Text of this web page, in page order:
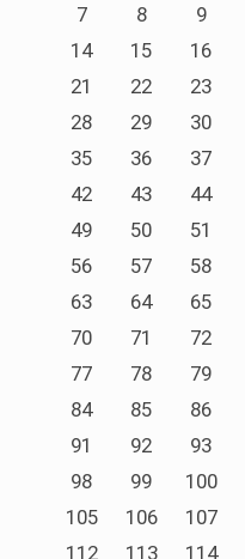
7
8 9
14
15 16
21
22 23
28
29 30
35
36 37
42
43 44
49
50 51
56
57 58
63
64 65
70
71 72
77
78 79
84
85 86
91
92 93
98
99 100
105
106 107
112
113 114